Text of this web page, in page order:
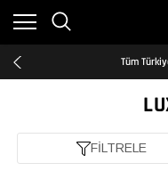
2500₺
Tüm
Kredi
2500₺
Tüm
Kredi
FİLTRELE